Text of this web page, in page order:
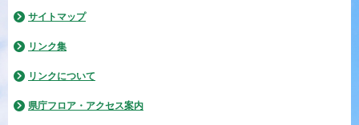
サイトマップ
リンク集
リンクについて
県庁フロア・アクセス案内